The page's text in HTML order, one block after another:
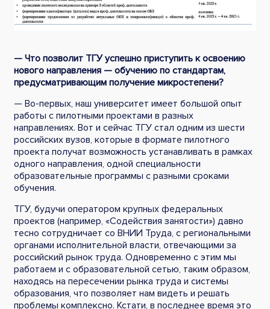
— Что позволит ТГУ успешно приступить к освоению
нового направления — обучению по стандартам,
предусматривающим получение микростепени?
— Во-первых, наш университет имеет большой опыт
работы с пилотными проектами в разных
направлениях. Вот и сейчас ТГУ стал одним из шести
российских вузов, которые в формате пилотного
проекта получат возможность устанавливать в рамках
одного направления, одной специальности
образовательные программы с разными сроками
обучения.
ТГУ, будучи оператором крупных федеральных
проектов (например, «Содействия занятости») давно
тесно сотрудничает со ВНИИ Труда, с региональными
органами исполнительной власти, отвечающими за
российский рынок труда. Одновременно с этим мы
работаем и с образовательной сетью, таким образом,
находясь на пересечении рынка труда и системы
образования, что позволяет нам видеть и решать
проблемы комплексно. Кстати, в последнее время это